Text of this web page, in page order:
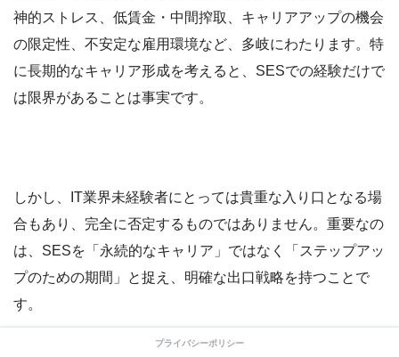
神的ストレス、低賃金・中間搾取、キャリアアップの機会
の限定性、不安定な雇用環境など、多岐にわたります。特
に長期的なキャリア形成を考えると、SESでの経験だけで
は限界があることは事実です。
しかし、IT業界未経験者にとっては貴重な入り口となる場
合もあり、完全に否定するものではありません。重要なの
は、SESを「永続的なキャリア」ではなく「ステップアッ
プのための期間」と捉え、明確な出口戦略を持つことで
す。
プライバシーポリシー